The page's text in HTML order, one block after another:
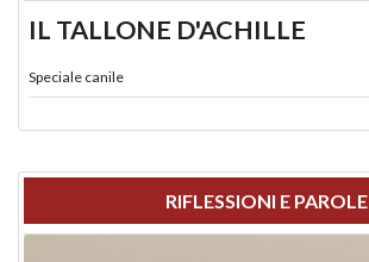
IL TALLONE D'ACHILLE
Speciale canile
RIFLESSIONI E PAROLE